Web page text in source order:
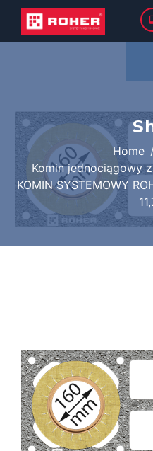
Home
Komin jednociągowy
KOMIN SYSTEMOWY